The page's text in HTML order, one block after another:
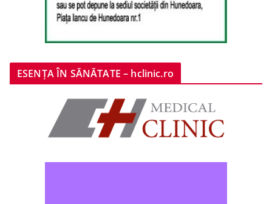
ESENȚA ÎN SĂNĂTATE – hclinic.ro